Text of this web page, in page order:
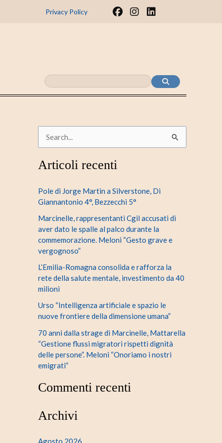
Privacy Policy
F
I
m
L
n
r
a
:
Articoli recenti
Pole di Jorge Martin a Silverstone, Di
Giannantonio 4°, Bezzecchi 5°
Marcinelle, rappresentanti Cgil accusati di
aver dato le spalle al palco durante la
commemorazione. Meloni “Gesto grave e
vergognoso”
L’Emilia-Romagna consolida e rafforza la
rete della salute mentale, investimento da 40
milioni
Urso “Intelligenza artificiale e spazio le
nuove frontiere della dimensione umana”
70 anni dalla strage di Marcinelle, Mattarella
“Gestione flussi migratori rispetti dignità
delle persone”. Meloni “Onoriamo i nostri
emigrati”
Commenti recenti
Archivi